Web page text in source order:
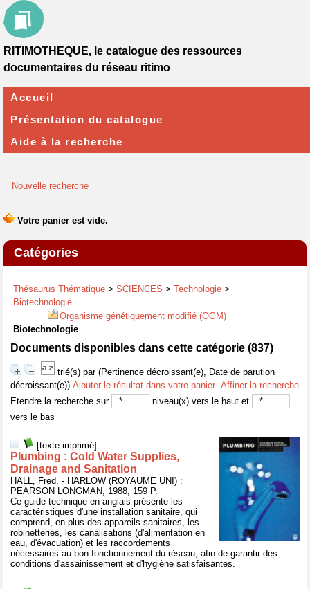
Nouvelle recherche
Catégories
Thésaurus Thématique > SCIENCES > Technologie >
Biotechnologie
Organisme génétiquement modifié (OGM)
Biotechnologie
Documents disponibles dans cette catégorie (837)
trié(s) par (Pertinence décroissant(e), Date de parution
décroissant(e)) Ajouter le résultat dans votre panier Affiner la recherche
Etendre la recherche sur
niveau(x) vers le haut et
vers le bas
[texte imprimé]
Plumbing : Cold Water Supplies,
Drainage and Sanitation
HALL, Fred, - HARLOW (ROYAUME UNI) :
PEARSON LONGMAN, 1988, 159 P.
Ce guide technique en anglais présente les
caractéristiques d'une installation sanitaire, qui
comprend, en plus des appareils sanitaires, les
robinetteries, les canalisations (d'alimentation en
eau, d'évacuation) et les raccordements
nécessaires au bon fonctionnement du réseau, afin de garantir des
conditions d'assainissement et d'hygiène satisfaisantes.
RITIMOTHEQUE, le catalogue des ressources
documentaires du réseau ritimo
Accueil
Présentation du catalogue
Aide à la recherche